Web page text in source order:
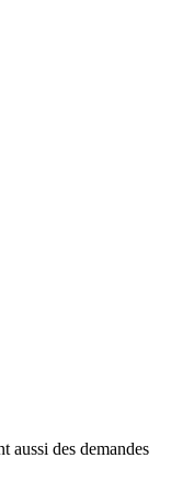
aussi des demandes